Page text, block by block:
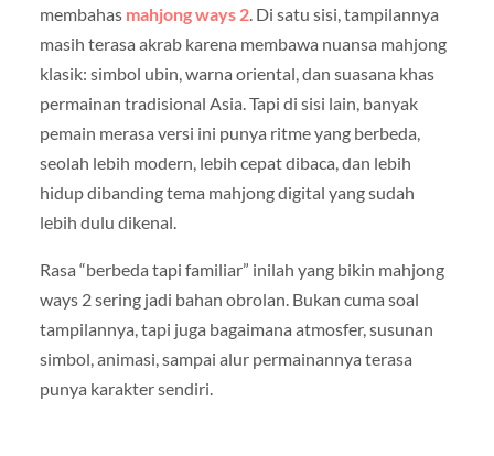
membahas mahjong ways 2. Di satu sisi, tampilannya
masih terasa akrab karena membawa nuansa mahjong
klasik: simbol ubin, warna oriental, dan suasana khas
permainan tradisional Asia. Tapi di sisi lain, banyak
pemain merasa versi ini punya ritme yang berbeda,
seolah lebih modern, lebih cepat dibaca, dan lebih
hidup dibanding tema mahjong digital yang sudah
lebih dulu dikenal.
Rasa “berbeda tapi familiar” inilah yang bikin mahjong
ways 2 sering jadi bahan obrolan. Bukan cuma soal
tampilannya, tapi juga bagaimana atmosfer, susunan
simbol, animasi, sampai alur permainannya terasa
punya karakter sendiri.